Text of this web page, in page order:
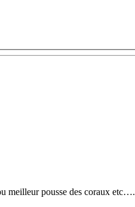
meilleur pousse des coraux etc….